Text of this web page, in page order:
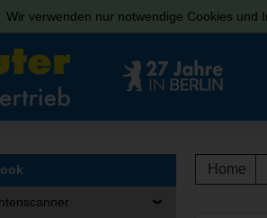
Wir verwenden nur notwendige Cookies und
Home